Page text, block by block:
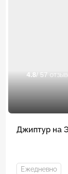
4.8/ 57
Джиптур на
Ежедневно